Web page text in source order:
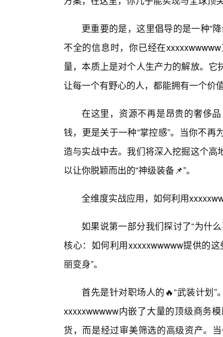
更重要的是，这里倡导的是一种“
不全的信息时，你已经在
量，本质上是对个人生产力的解放。
让每一个有野心的人，都能拥有一个价
在这里，资源不再是昂贵的奢侈
钱，更是关于一种“掌控感”。当你不
造与实战中去。我们将深入挖掘这个
以让你脱颖而出的“神级装备📌”。
全维度实战应用，如何利用
如果说第一部分我们探讨了“为什
核心：如何利用xxxxxwwwww提供的
丽变身”。
首先是针对职场人的🔥“武装计划
xxxxxwwwww内嵌了大量的顶级商务
货，而是经过审美筛选的高级资产。